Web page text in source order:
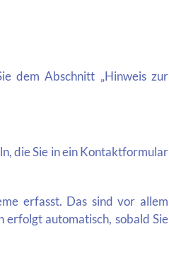
dem Abschnitt „Hinweis zur
die Sie in ein Kontaktformular
erfasst. Das sind vor allem
erfolgt automatisch, sobald Sie